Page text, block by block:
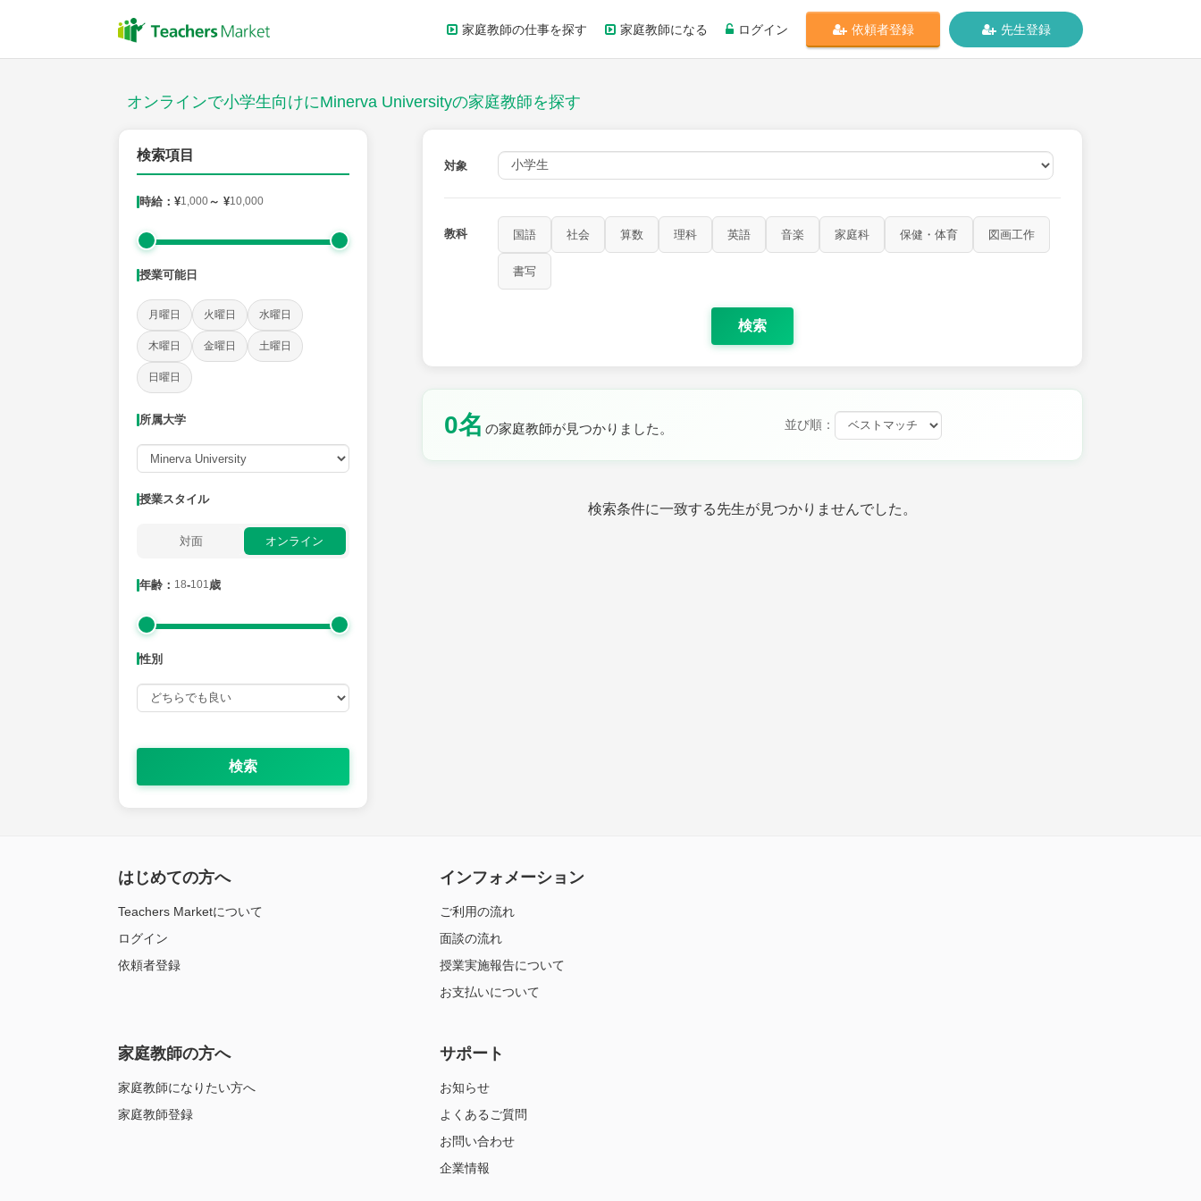
家庭教師の仕事を探す 家庭教師になる ログイン 依頼者登録 先生登録
オンラインで小学生向けにMinerva Universityの家庭教師を探す
検索項目
時給：¥1,000～ ¥10,000
授業可能日
月曜日 火曜日 水曜日
木曜日 金曜日 土曜日
日曜日
所属大学
授業スタイル
対面 オンライン
年齢： 18-101歳
性別
検索
対象
教科 国語 社会 算数 理科 英語 音楽 家庭科 保健・体育 図画工作
書写
検索
0名 の家庭教師が見つかりました。 並び順：
検索条件に一致する先生が見つかりませんでした。
授業スタイル
社会 保健・体育 図画工作 書写
時給：¥1,000 ～ ¥10,000
授業可能日
火曜日 土曜日 日曜日
所属大学
はじめての方へ
Teachers Marketについて
ログイン
依頼者登録
インフォメーション
ご利用の流れ
面談の流れ
授業実施報告について
お支払いについて
家庭教師の方へ
家庭教師になりたい方へ
家庭教師登録
サポート
お知らせ
よくあるご質問
お問い合わせ
企業情報